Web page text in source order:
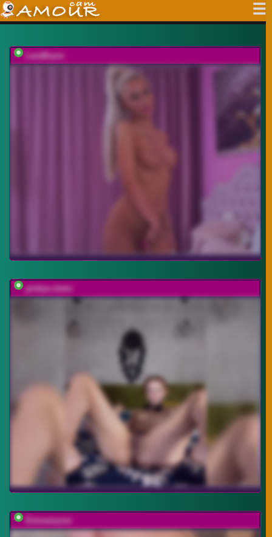
LaraBrynn
pinkys-slave
Emmanyxxx